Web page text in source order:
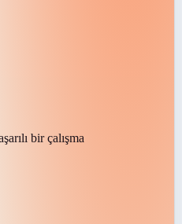
bir çalışma